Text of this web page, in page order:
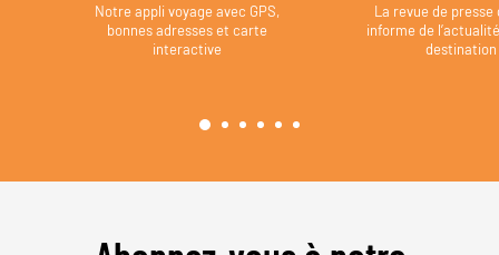
Notre appli voyage avec GPS,
bonnes adresses et carte
interactive
La revue de presse
informe de
destination